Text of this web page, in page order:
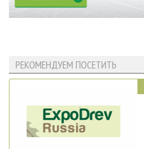
РЕКОМЕНДУЕМ ПОСЕТИТЬ